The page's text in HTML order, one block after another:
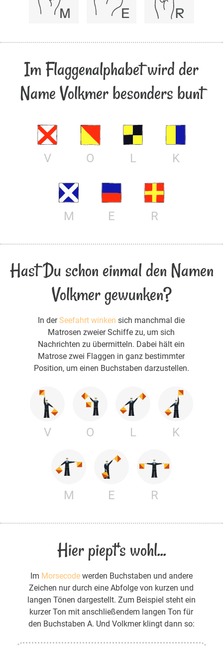
Im Flaggenalphabet wird der
Name Volkmer besonders bunt
V O L K
M E R
Hast Du schon einmal den Namen
Volkmer gewunken?
In derSeefahrt winken sich manchmal die
Matrosen zweier Schiffe zu, um sich
Nachrichten zu übermitteln. Dabei hält ein
Matrose zwei Flaggen in ganz bestimmter
Position, um einen Buchstaben darzustellen.
V O L K
M E R
Hier piept's wohl...
Im Morsecodewerden Buchstaben und andere
Zeichen nur durch eine Abfolge von kurzen und
langen Tönen dargestellt. Zum Beispiel steht ein
kurzer Ton mit anschließendem langen Ton für
den Buchstaben A. Und Volkmer klingt dann so: